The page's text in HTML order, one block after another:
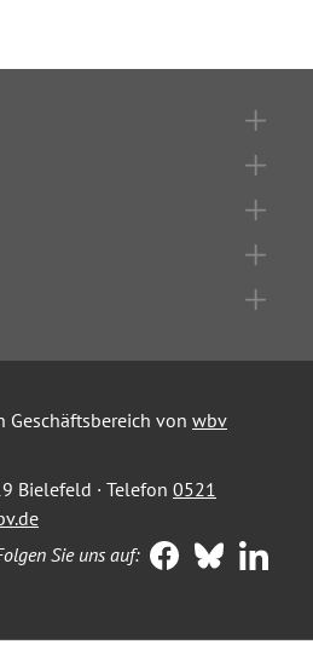
Geschäftsbereich von wbv
Bielefeld · Telefon 0521
Sie uns auf: